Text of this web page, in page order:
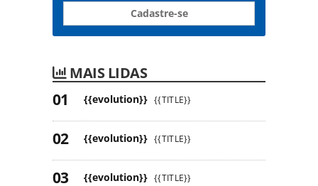
Cadastre-se
MAIS LIDAS
{{evolution}} {{TITLE}}
{{evolution}} {{TITLE}}
{{evolution}} {{TITLE}}